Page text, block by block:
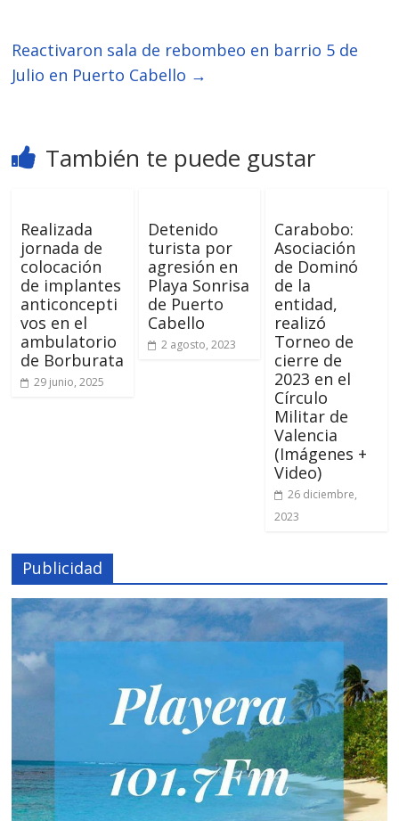
Reactivaron sala de rebombeo en barrio 5 de
Julio en Puerto Cabello →
También te puede gustar
Realizada
jornada de
colocación
de implantes
anticoncepti
vos en el
ambulatorio
de Borburata
29 junio, 2025
Detenido
turista por
agresión en
Playa Sonrisa
de Puerto
Cabello
2 agosto, 2023
Carabobo:
Asociación
de Dominó
de la
entidad,
realizó
Torneo de
cierre de
2023 en el
Círculo
Militar de
Valencia
(Imágenes +
Video)
26 diciembre,
2023
Publicidad